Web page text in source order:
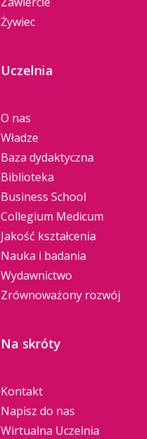
Żywiec
Uczelnia
O nas
Władze
Baza dydaktyczna
Biblioteka
Business School
Collegium Medicum
Jakość kształcenia
Nauka i badania
Wydawnictwo
Zrównoważony rozwój
Na skróty
Kontakt
Napisz do nas
Wirtualna Uczelnia